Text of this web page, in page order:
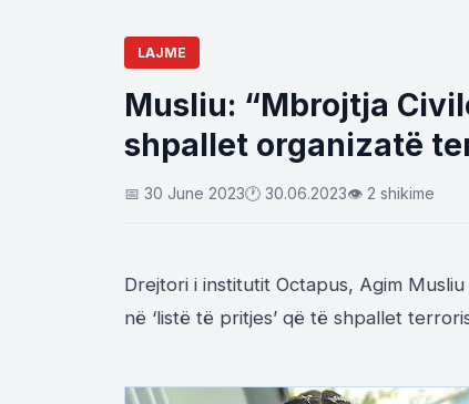
LAJME
Musliu: “Mbrojtja
shpallet organizatë
📅 30 June 2023🕐 30.06.2023👁 2 shikime
Drejtori i institutit Octapus, Agim
në ‘listë të pritjes’ që të shpallet